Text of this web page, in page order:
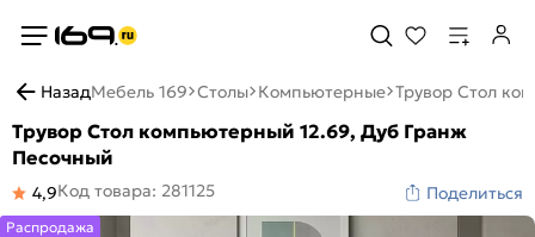
НазадМебель 169 Столы Компьютерные Трувор Стол
Трувор Стол компьютерный 12.69, Дуб Гранж
Песочный
4,9Код товара: 281125 Поделиться
Распродажа